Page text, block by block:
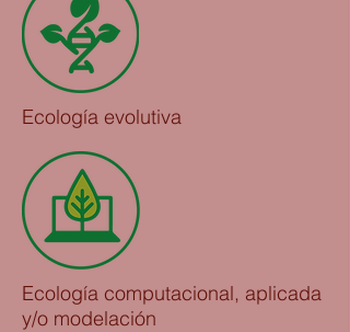
Ecología evolutiva
Ecología computacional, aplicada
y/o modelación